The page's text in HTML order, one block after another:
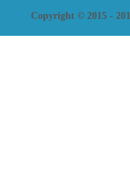
Copyright © 2015 -